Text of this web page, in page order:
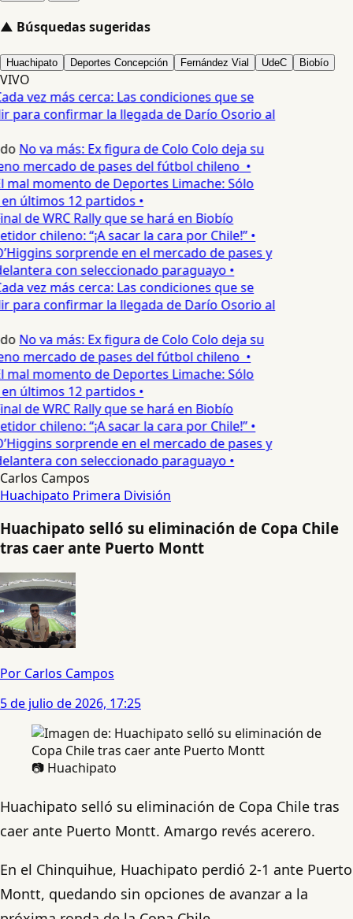
▲ Búsquedas sugeridas
Huachipato Deportes Concepción Fernández Vial UdeC Biobío
VIVO
vez más cerca: Las condiciones que se
para confirmar la llegada de Darío Osorio al
No va más: Ex figura de Colo Colo deja su
mercado de pases del fútbol chileno •
mal momento de Deportes Limache: Sólo
últimos 12 partidos •
de WRC Rally que se hará en Biobío
chileno: “¡A sacar la cara por Chile!” •
sorprende en el mercado de pases y
con seleccionado paraguayo •
vez más cerca: Las condiciones que se
para confirmar la llegada de Darío Osorio al
No va más: Ex figura de Colo Colo deja su
mercado de pases del fútbol chileno •
mal momento de Deportes Limache: Sólo
últimos 12 partidos •
de WRC Rally que se hará en Biobío
chileno: “¡A sacar la cara por Chile!” •
sorprende en el mercado de pases y
con seleccionado paraguayo •
Carlos Campos
Huachipato Primera División
Huachipato selló su eliminación de Copa Chile
tras caer ante Puerto Montt
Por Carlos Campos
5 de julio de 2026, 17:25
📷 Huachipato
Huachipato selló su eliminación de Copa Chile tras
caer ante Puerto Montt. Amargo revés acerero.
En el Chinquihue, Huachipato perdió 2-1 ante Puerto
Montt, quedando sin opciones de avanzar a la